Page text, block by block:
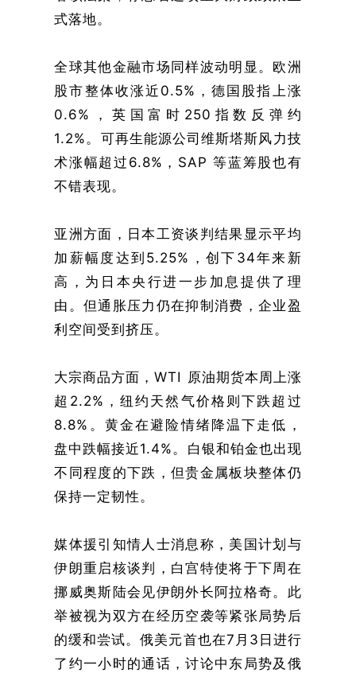
式落地。
全球其他金融市场同样波动明显。欧洲
股市整体收涨近0.5%，德国股指上涨
0.6%，英国富时250指数反弹约
1.2%。可再生能源公司维斯塔斯风力技
术涨幅超过6.8%，SAP 等蓝筹股也有
不错表现。
亚洲方面，日本工资谈判结果显示平均
加薪幅度达到5.25%，创下34年来新
高，为日本央行进一步加息提供了理
由。但通胀压力仍在抑制消费，企业盈
利空间受到挤压。
大宗商品方面，WTI 原油期货本周上涨
超2.2%，纽约天然气价格则下跌超过
8.8%。黄金在避险情绪降温下走低，
盘中跌幅接近1.4%。白银和铂金也出现
不同程度的下跌，但贵金属板块整体仍
保持一定韧性。
媒体援引知情人士消息称，美国计划与
伊朗重启核谈判，白宫特使将于下周在
挪威奥斯陆会见伊朗外长阿拉格奇。此
举被视为双方在经历空袭等紧张局势后
的缓和尝试。俄美元首也在7月3日进行
了约一小时的通话，讨论中东局势及俄